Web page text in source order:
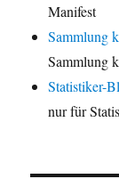
Manifest
Sammlung
Sammlung
Statistiker-
nur für